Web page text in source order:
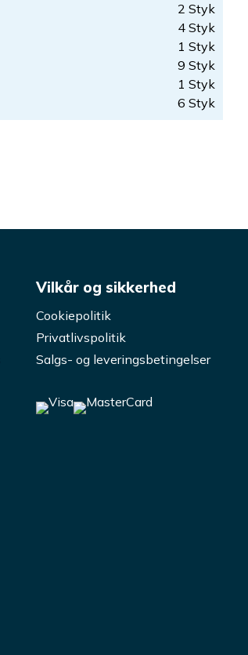
2 Styk
4 Styk
1 Styk
9 Styk
1 Styk
6 Styk
Vilkår og sikkerhed
Cookiepolitik
Privatlivspolitik
Salgs- og leveringsbetingelser